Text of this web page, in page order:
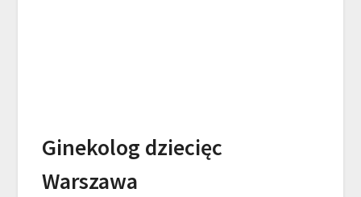
Ginekolog dziecięc
Warszawa